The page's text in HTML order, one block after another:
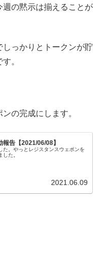
の黙示は揃えることが
っかりとトークンが貯
。
の完成にします。
報告【2021/06/08】
た。やっとレジスタンスウェポンを
た。
2021.06.09